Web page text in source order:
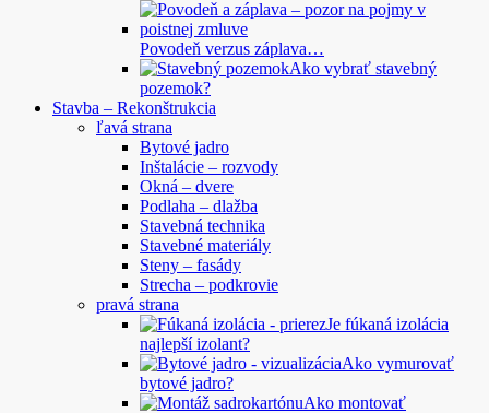
Povodeň verzus záplava…
Ako vybrať stavebný
pozemok?
Stavba – Rekonštrukcia
ľavá strana
Bytové jadro
Inštalácie – rozvody
Okná – dvere
Podlaha – dlažba
Stavebná technika
Stavebné materiály
Steny – fasády
Strecha – podkrovie
pravá strana
Je fúkaná izolácia
najlepší izolant?
Ako vymurovať
bytové jadro?
Ako montovať